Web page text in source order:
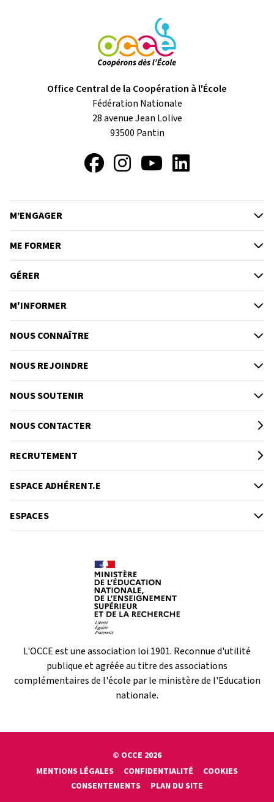
Office Central de la Coopération à l'École
Fédération Nationale
28 avenue Jean Lolive
93500 Pantin
FacebookInstagramYouTube
M’ENGAGER
ME FORMER
GÉRER
M'INFORMER
NOUS CONNAÎTRE
NOUS REJOINDRE
NOUS SOUTENIR
NOUS CONTACTER
RECRUTEMENT
ESPACE ADHÉRENT.E
ESPACES
L'OCCE est une association loi 1901. Reconnue d'utilité
publique et agréée au titre des associations
complémentaires de l'école par le ministère de l'Education
nationale.
© OCCE 2026
MENTIONS LÉGALES
CONFIDENTIALITÉ
COOKIES
CONSENTEMENTS
PLAN DU SITE